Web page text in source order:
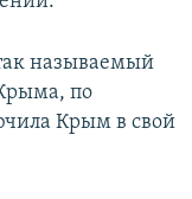
называемый
по
Крым в свой